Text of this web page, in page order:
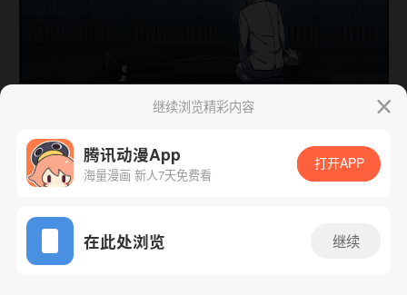
App免费看
下一话 腾漫App免费看
继续浏览精彩内容
腾讯动漫App
海量漫画 新人7天免费看
打开APP
在此处浏览 继续